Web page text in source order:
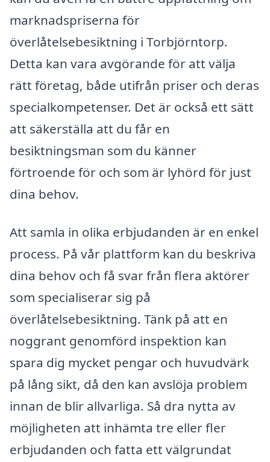
marknadspriserna för
överlåtelsebesiktning i Torbjörntorp.
Detta kan vara avgörande för att välja
rätt företag, både utifrån priser och deras
specialkompetenser. Det är också ett sätt
att säkerställa att du får en
besiktningsman som du känner
förtroende för och som är lyhörd för just
dina behov.
Att samla in olika erbjudanden är en enkel
process. På vår plattform kan du beskriva
dina behov och få svar från flera aktörer
som specialiserar sig på
överlåtelsebesiktning. Tänk på att en
noggrant genomförd inspektion kan
spara dig mycket pengar och huvudvärk
på lång sikt, då den kan avslöja problem
innan de blir allvarliga. Så dra nytta av
möjligheten att inhämta tre eller fler
erbjudanden och fatta ett välgrundat